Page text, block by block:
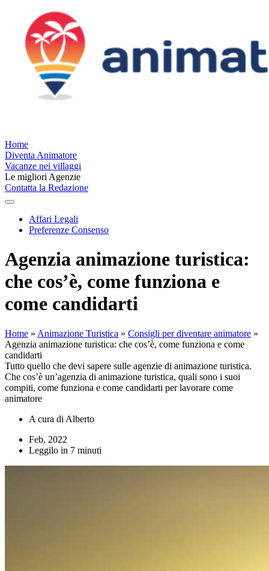
Home
Diventa Animatore
Vacanze nei villaggi
Le migliori Agenzie
Contatta la Redazione
Affari Legali
Preferenze Consenso
Agenzia animazione turistica:
che cos’è, come funziona e
come candidarti
Home » Animazione Turistica » Consigli per diventare animatore »
Agenzia animazione turistica: che cos’è, come funziona e come
candidarti
Tutto quello che devi sapere sulle agenzie di animazione turistica.
Che cos’è un’agenzia di animazione turistica, quali sono i suoi
compiti, come funziona e come candidarti per lavorare come
animatore
A cura di Alberto
Feb, 2022
Leggilo in 7 minuti